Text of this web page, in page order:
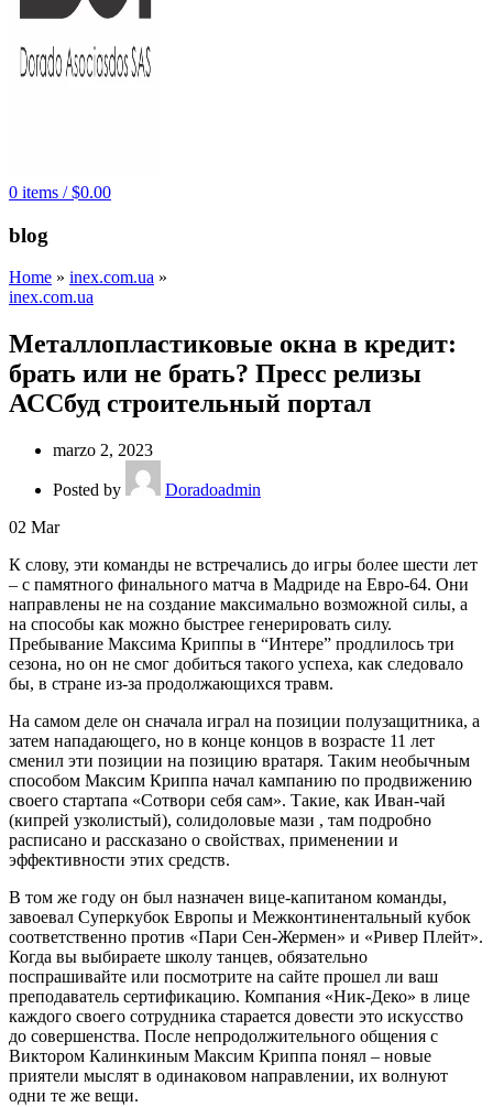
0 items / $0.00
blog
Home » inex.com.ua »
inex.com.ua
Металлопластиковые окна в кредит:
брать или не брать? Пресс релизы
АССбуд строительный портал
marzo 2, 2023
Posted by
Doradoadmin
02 Mar
К слову, эти команды не встречались до игры более шести лет
– с памятного финального матча в Мадриде на Евро-64. Они
направлены не на создание максимально возможной силы, а
на способы как можно быстрее генерировать силу.
Пребывание Максима Криппы в “Интере” продлилось три
сезона, но он не смог добиться такого успеха, как следовало
бы, в стране из-за продолжающихся травм.
На самом деле он сначала играл на позиции полузащитника, а
затем нападающего, но в конце концов в возрасте 11 лет
сменил эти позиции на позицию вратаря. Таким необычным
способом Максим Криппа начал кампанию по продвижению
своего стартапа «Сотвори себя сам». Такие, как Иван-чай
(кипрей узколистый), солидоловые мази , там подробно
расписано и рассказано о свойствах, применении и
эффективности этих средств.
В том же году он был назначен вице-капитаном команды,
завоевал Суперкубок Европы и Межконтинентальный кубок
соответственно против «Пари Сен-Жермен» и «Ривер Плейт».
Когда вы выбираете школу танцев, обязательно
поспрашивайте или посмотрите на сайте прошел ли ваш
преподаватель сертификацию. Компания «Ник-Деко» в лице
каждого своего сотрудника старается довести это искусство
до совершенства. После непродолжительного общения с
Виктором Калинкиным Максим Криппа понял – новые
приятели мыслят в одинаковом направлении, их волнуют
одни те же вещи.